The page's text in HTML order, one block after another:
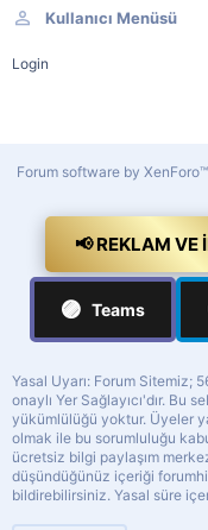
Kullanıcı Menüsü
Login
Forum software by XenForo™
📢 REKLAM VE
🟣 Teams
Yasal Uyarı: Forum Sitemiz;
onaylı Yer Sağlayıcı'dır. Bu
yükümlülüğü yoktur. Üyeler
olmak ile bu sorumluluğu
ücretsiz bilgi paylaşım
düşündüğünüz içeriği
bildirebilirsiniz. Yasal süre